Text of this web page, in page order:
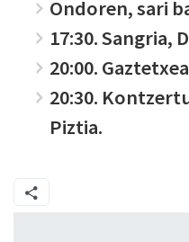
Ondoren, sari
17:30. Sangria,
20:00.
20:30.
Piztia.